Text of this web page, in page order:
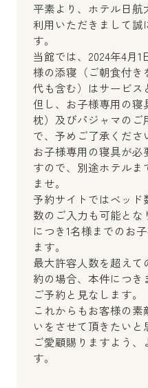
平素より、ホテル日
利用いただきまして誠
す。
当館では、2024年4月
様の添寝（ご朝食付
代も含む）はサービス
但し、お子様専用の寝
枕）及びパジャマのご
で、予めご了承くださ
お子様専用の寝具が必
すので、別途ホテルま
ませ。
予約サイトではベッド
数のご入力も可能とな
につき1名様までのお
ます。
最大許容人数を超えて
約の場合、本件につき
ご予約と見なします。
これからもお客様の
いをさせて頂きたいと
ご愛顧賜りますよう、
す。